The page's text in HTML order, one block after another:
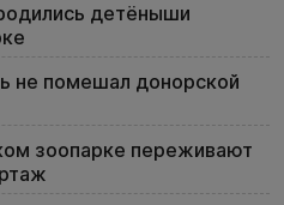
детёныши
не помешал донорской
зоопарке переживают